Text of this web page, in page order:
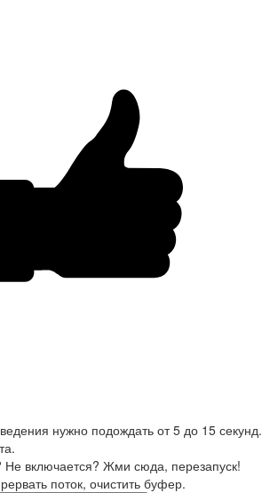
нужно подождать от 5 до 15 секунд.
Не включается? Жми сюда, перезапуск!
поток, очистить буфер.